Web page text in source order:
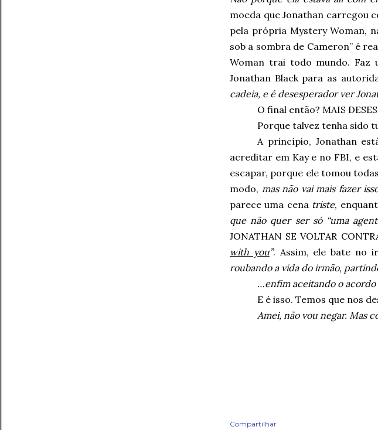
moeda que Jonathan carregou
pela própria Mystery Woman,
sob a sombra de Cameron” é
Woman trai todo mundo. Faz
Jonathan Black para as
cadeia, e é desesperador ver
O final então? MAIS
Porque talvez tenha sido
A princípio, Jonathan
acreditar em Kay e no FBI, e
escapar, porque ele tomou
modo, mas não vai mais fazer
parece uma cena triste,
que não quer ser só “uma
JONATHAN SE VOLTAR
with you”. Assim, ele bate no
roubando a vida do irmão,
…enfim aceitando o acordo
E é isso. Temos que nos
Amei, não vou negar. Mas
Compartilhar